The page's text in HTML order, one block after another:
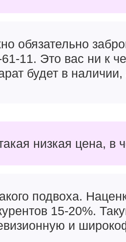
обязательно
11. Это вас ни к
будет в
низкая цена, в
подвоха.
15-20%.
и